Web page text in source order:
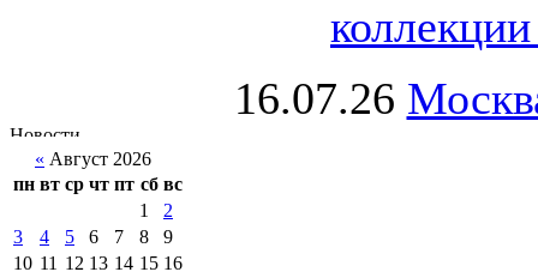
16.07.26
« Август 2026
пн вт ср чт пт сб вс
1
2
3
4 5 6 7 8
9
10 11 12 13 14 15 16